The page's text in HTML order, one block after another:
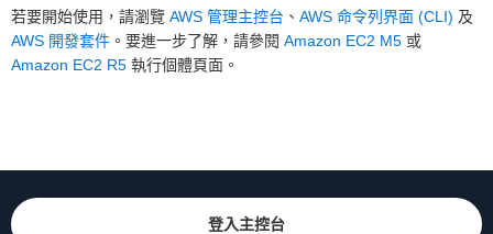
若要開始使用，請瀏覽 AWS 管理主控台 、 AWS 命令列界面 (CLI) 及
AWS 開發套件 。要進一步了解，請參閱 Amazon EC2 M5 或
Amazon EC2 R5 執行個體頁面。
登入主控台